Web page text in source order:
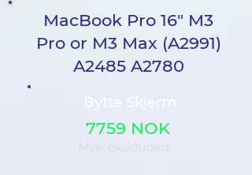
MacBook Pro 16" M3
Pro or M3 Max (A2991)
A2485 A2780
7759 NOK
Mva. ekskludert